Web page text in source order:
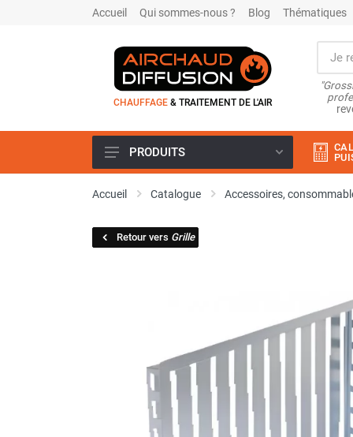
Accueil Qui sommes-nous ? Blog Thématiques
CHAUFFAGE & TRAITEMENT DE L'AIR
Climatiseur
Climatiseur mobile résidentiel et
Rafraîchisseur d'air gainable
Rafraichisseur d’air fixe
Brumisateur d'air
Coffret de brumisation
Ventilateur brumisateur
Ventilateur / extracteur d'air mobile
PRODUITS
Accueil Catalogue Accessoires,
Retour vers Grille